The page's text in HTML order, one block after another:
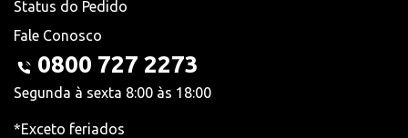
Status do Pedido
Fale Conosco
0800 727 2273
Segunda à sexta 8:00 às 18:00
*Exceto feriados